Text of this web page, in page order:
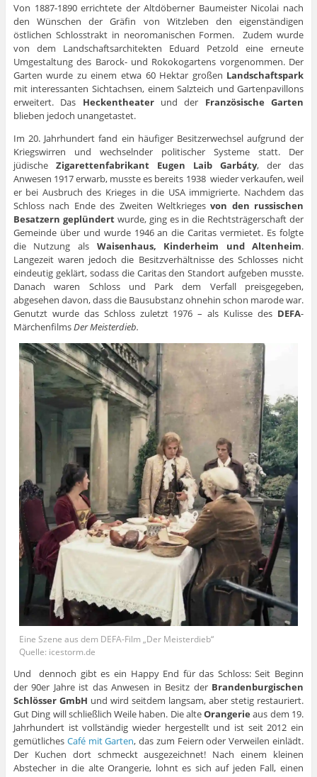
Von 1887-1890 errichtete der Altdöberner Baumeister Nicolai nach
den Wünschen der Gräfin von Witzleben den eigenständigen
östlichen Schlosstrakt in neoromanischen Formen. Zudem wurde
von dem Landschaftsarchitekten Eduard Petzold eine erneute
Umgestaltung des Barock- und Rokokogartens vorgenommen. Der
Garten wurde zu einem etwa 60 Hektar großen Landschaftspark
mit interessanten Sichtachsen, einem Salzteich und Gartenpavillons
erweitert. Das Heckentheaterund der Französische Garten
blieben jedoch unangetastet.
Im 20. Jahrhundert fand ein häufiger Besitzerwechsel aufgrund der
Kriegswirren und wechselnder politischer Systeme statt. Der
jüdische Zigarettenfabrikant Eugen Laib Garbáty, der das
Anwesen 1917 erwarb, musste es bereits 1938 wieder verkaufen, weil
er bei Ausbruch des Krieges in die USA immigrierte. Nachdem das
Schloss nach Ende des Zweiten Weltkriegesvon den russischen
Besatzern geplündertwurde, ging es in die Rechtsträgerschaft der
Gemeinde über und wurde 1946 an die Caritas vermietet. Es folgte
die Nutzung als Waisenhaus, Kinderheim und Altenheim.
Langezeit waren jedoch die Besitzverhältnisse des Schlosses nicht
eindeutig geklärt, sodass die Caritas den Standort aufgeben musste.
Danach waren Schloss und Park dem Verfall preisgegeben,
abgesehen davon, dass die Bausubstanz ohnehin schon marode war.
Genutzt wurde das Schloss zuletzt 1976 – als Kulisse des DEFA-
MärchenfilmsDer Meisterdieb.
Eine Szene aus dem DEFA-Film „Der Meisterdieb“
Quelle: icestorm.de
Und dennoch gibt es ein Happy End für das Schloss: Seit Beginn
der 90er Jahre ist das Anwesen in Besitz der Brandenburgischen
Schlösser GmbH und wird seitdem langsam, aber stetig restauriert.
Gut Ding will schließlich Weile haben. Die alteOrangerie aus dem 19.
Jahrhundert ist vollständig wieder hergestellt und ist seit 2012 ein
gemütliches Café mit Garten, das zum Feiern oder Verweilen einlädt.
Der Kuchen dort schmeckt ausgezeichnet! Nach einem kleinen
Abstecher in die alte Orangerie, lohnt es sich auf jeden Fall, einen